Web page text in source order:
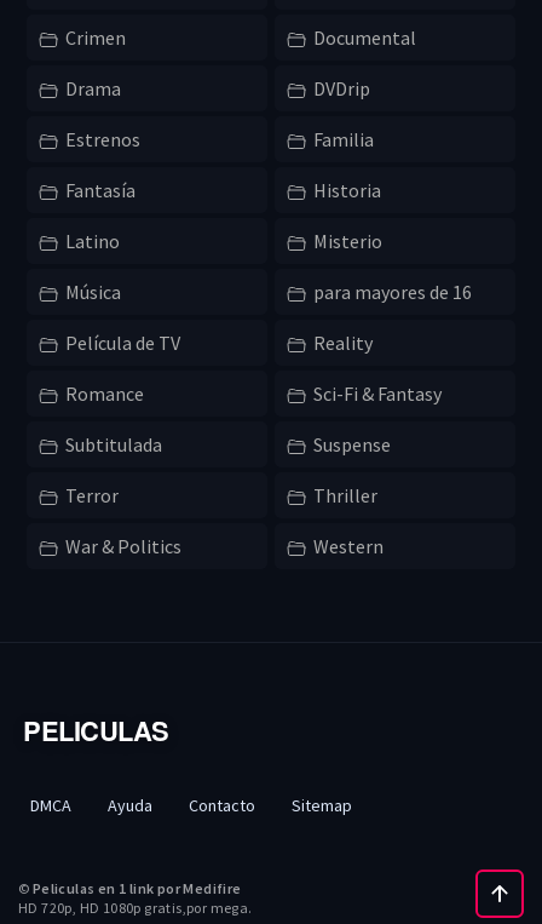
Crimen Documental
Drama DVDrip
Estrenos Familia
Fantasía Historia
Latino Misterio
Música para mayores de 16
Película de TV Reality
Romance Sci-Fi & Fantasy
Subtitulada Suspense
Terror Thriller
War & Politics Western
PELICULAS
© Peliculas en 1 link por Medifire
HD 720p, HD 1080p gratis,por mega.
DMCA Ayuda Contacto Sitemap